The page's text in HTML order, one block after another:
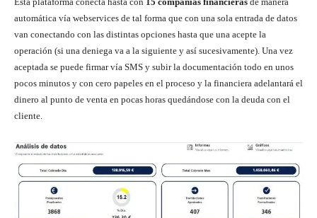
automática vía webservices de tal forma que con una sola entrada de datos
van conectando con las distintas opciones hasta que una acepte la
operación (si una deniega va a la siguiente y así sucesivamente). Una vez
aceptada se puede firmar vía SMS y subir la documentación todo en unos
pocos minutos y con cero papeles en el proceso y la financiera adelantará el
dinero al punto de venta en pocas horas quedándose con la deuda con el
cliente.